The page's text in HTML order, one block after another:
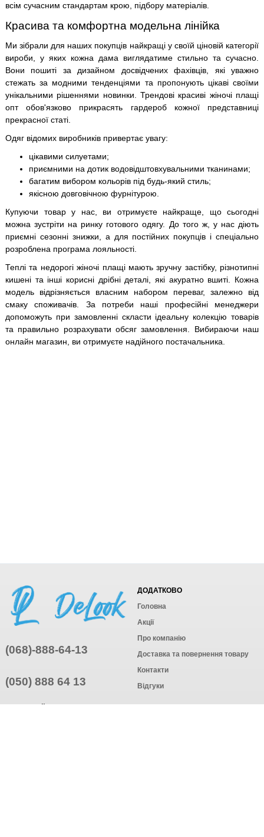
всім сучасним стандартам крою, підбору матеріалів.
Красива та комфортна модельна лінійка
Ми зібрали для наших покупців найкращі у своїй ціновій категорії
вироби, у яких кожна дама виглядатиме стильно та сучасно.
Вони пошиті за дизайном досвідчених фахівців, які уважно
стежать за модними тенденціями та пропонують цікаві своїми
унікальними рішеннями новинки. Трендові красиві жіночі плащі
опт обов'язково прикрасять гардероб кожної представниці
прекрасної статі.
Одяг відомих виробників привертає увагу:
цікавими силуетами;
приємними на дотик водовідштовхувальними тканинами;
багатим вибором кольорів під будь-який стиль;
якісною довговічною фурнітурою.
Купуючи товар у нас, ви отримуєте найкраще, що сьогодні
можна зустріти на ринку готового одягу. До того ж, у нас діють
приємні сезонні знижки, а для постійних покупців і спеціально
розроблена програма лояльності.
Теплі та недорогі жіночі плащі мають зручну застібку, різнотипні
кишені та інші корисні дрібні деталі, які акуратно вшиті. Кожна
модель відрізняється власним набором переваг, залежно від
смаку споживачів. За потреби наші професійні менеджери
допоможуть при замовленні скласти ідеальну колекцію товарів
та правильно розрахувати обсяг замовлення. Вибираючи наш
онлайн магазин, ви отримуєте надійного постачальника.
(068)-888-64-13
(050) 888 64 13
ДОДАТКОВО
Головна
Акції
Про компанію
Доставка та повернення товару
Контакти
Відгуки